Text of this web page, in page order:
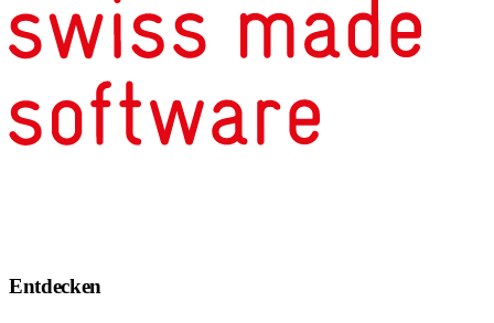
Entdecken